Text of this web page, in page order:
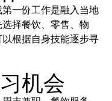
一份工作是融入当地
择餐饮、零售、物
根据自身技能逐步寻
机会